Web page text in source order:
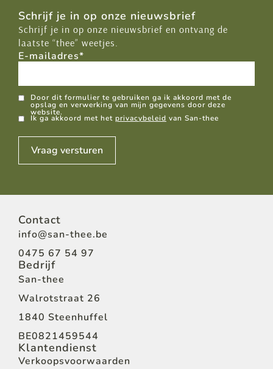
Schrijf je in op onze nieuwsbrief
Schrijf je in op onze nieuwsbrief en ontvang de
laatste “thee” weetjes.
E-mailadres*
GDPRDoor dit formulier te gebruiken ga ik akkoord met de
opslag en verwerking van mijn gegevens door deze
website.
Ik ga akkoord met het privacybeleid van San-thee
Vraag versturen
Contact
info@san-thee.be
0475 67 54 97
Bedrijf
San-thee
Walrotstraat 26
1840 Steenhuffel
BE0821459544
Klantendienst
Verkoopsvoorwaarden